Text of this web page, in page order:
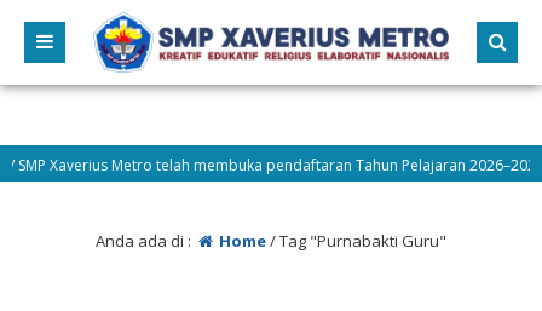
Xaverius Metro telah membuka pendaftaran Tahun Pelajaran 2026–2027!
Anda ada di : Home/Tag "Purnabakti Guru"